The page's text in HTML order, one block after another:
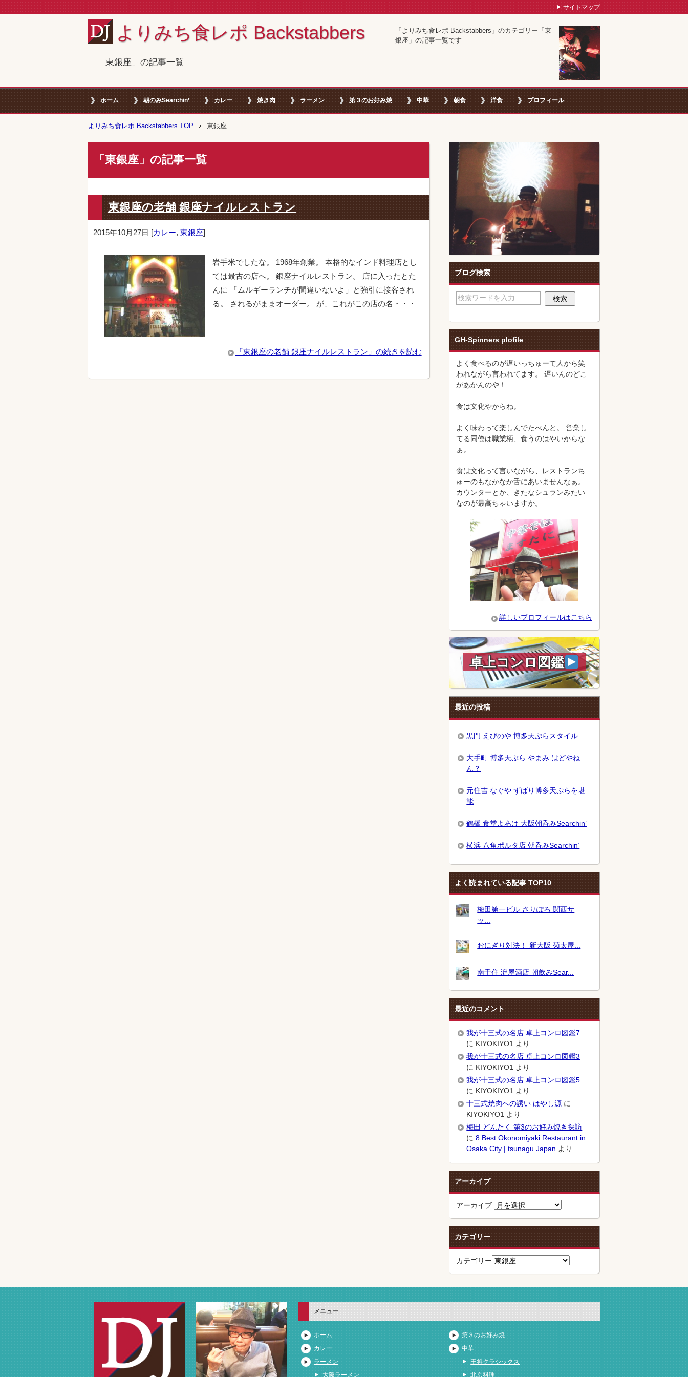
よりみち食レポ Backstabbers
「東銀座」の記事一覧
「よりみち食レポ Backstabbers」のカテゴリー「東
銀座」の記事一覧です
ホーム 朝のみSearchin’ カレー 焼き肉 ラーメン 第３のお好み焼 中華 朝食 洋食 プロフィール
よりみち食レポ Backstabbers TOP 東銀座
「東銀座」の記事一覧
東銀座の老舗 銀座ナイルレストラン
2015年10月27日 [カレー, 東銀座]
岩手米でしたな。 1968年創業。 本格的なインド料理店とし
ては最古の店へ。 銀座ナイルレストラン。 店に入ったとた
んに 「ムルギーランチが間違いないよ」と強引に接客され
る。 されるがままオーダー。 が、これがこの店の名・・・
「東銀座の老舗 銀座ナイルレストラン」の続きを読む
ブログ検索
GH-Spinners plofile
よく食べるのが遅いっちゅーて人から笑
われながら言われてます。 遅いんのどこ
があかんのや！
食は文化やからね。
よく味わって楽しんでたべんと。 営業し
てる同僚は職業柄、食うのはやいからな
ぁ。
食は文化って言いながら、レストランち
ゅーのもなかなか舌にあいませんなぁ。
カウンターとか、きたなシュランみたい
なのが最高ちゃいますか。
詳しいプロフィールはこちら
卓上コンロ図鑑
最近の投稿
黒門 えびのや 博多天ぷらスタイル
大手町 博多天ぷら やまみ はどやね
ん？
元住吉 なぐや ずばり博多天ぷらを堪
能
鶴橋 食堂よあけ 大阪朝呑みSearchin’
横浜 八角ポルタ店 朝呑みSearchin’
よく読まれている記事 TOP10
梅田第一ビル さりぽろ 関西サ
ッ...
おにぎり対決！ 新大阪 菊太屋...
南千住 淀屋酒店 朝飲みSear...
最近のコメント
我が十三式の名店 卓上コンロ図鑑7
に KIYOKIYO1 より
我が十三式の名店 卓上コンロ図鑑3
に KIYOKIYO1 より
我が十三式の名店 卓上コンロ図鑑5
に KIYOKIYO1 より
十三式焼肉への誘い はやし源 に
KIYOKIYO1 より
梅田 どんたく 第3のお好み焼き探訪
に8 Best Okonomiyaki Restaurant in
Osaka City | tsunagu Japan より
アーカイブ
アーカイブ
カテゴリー
カテゴリー
メニュー
ホーム
カレー
ラーメン
大阪ラーメン
第３のお好み焼
中華
王将クラシックス
北京料理
サイトマップ